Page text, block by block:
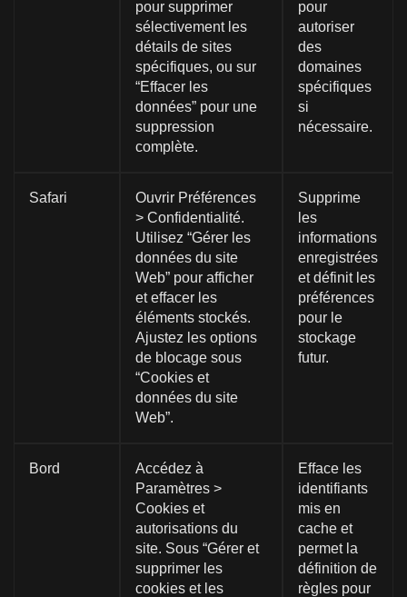
pour supprimer
sélectivement les
détails de sites
spécifiques, ou sur
“Effacer les
données” pour une
suppression
complète.
pour
autoriser
des
domaines
spécifiques
si
nécessaire.
Safari
Ouvrir Préférences
> Confidentialité.
Utilisez “Gérer les
données du site
Web” pour afficher
et effacer les
éléments stockés.
Ajustez les options
de blocage sous
“Cookies et
données du site
Web”.
Supprime
les
informations
enregistrées
et définit les
préférences
pour le
stockage
futur.
Bord
Accédez à
Paramètres >
Cookies et
autorisations du
site. Sous “Gérer et
supprimer les
cookies et les
Efface les
identifiants
mis en
cache et
permet la
définition de
règles pour